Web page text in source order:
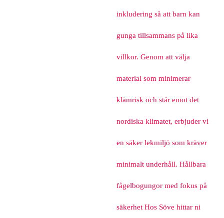
inkludering så att barn kan
gunga tillsammans på lika
villkor. Genom att välja
material som minimerar
klämrisk och står emot det
nordiska klimatet, erbjuder vi
en säker lekmiljö som kräver
minimalt underhåll. Hållbara
fågelbogungor med fokus på
säkerhet Hos Söve hittar ni